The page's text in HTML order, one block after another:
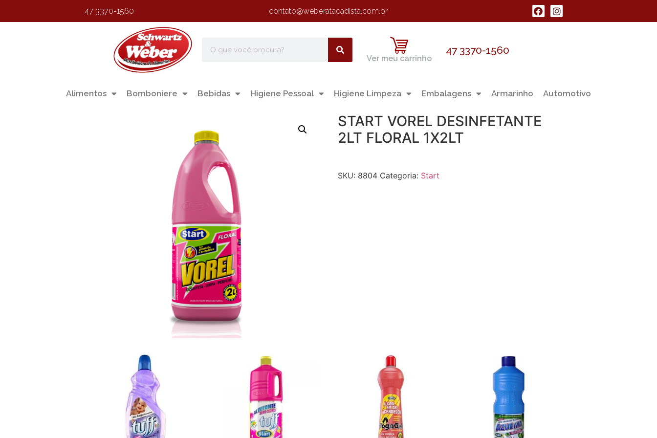
47 3370-1560 contato@weberatacadista.com.br
Ver meu carrinho
47 3370-1560
Alimentos Bomboniere Bebidas Higiene Pessoal Higiene Limpeza Embalagens Armarinho Automotivo
START VOREL DESINFETANTE
2LT FLORAL 1X2LT
SKU: 8804 Categoria: Start